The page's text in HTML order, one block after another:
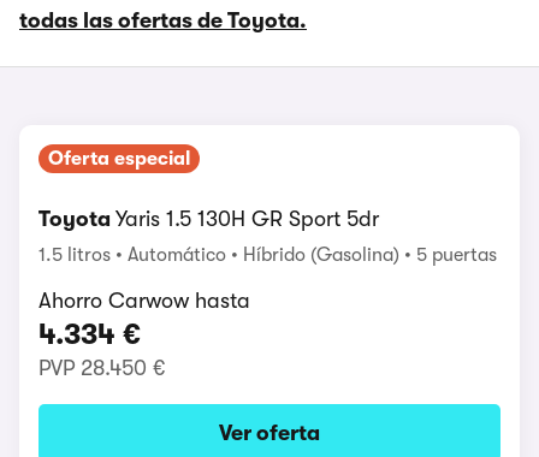
todas las ofertas de Toyota.
Oferta especial
Toyota Yaris 1.5 130H GR Sport 5dr
1.5 litros Automático Híbrido (Gasolina) 5 puertas
Ahorro Carwow hasta
4.334 €
PVP 28.450 €
Ver oferta